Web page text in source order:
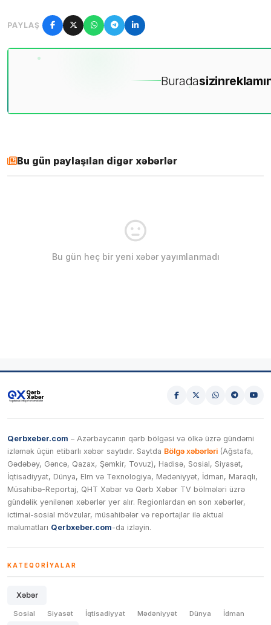
PAYLAŞ
Buradasizin
Bu gün paylaşılan digər xəbərlər
Bu gün heç bir yeni xəbər yayımlanmadı
Qerbxeber.com – Azərbaycanın qərb bölgəsi və ölkə üzrə gündəmi
izləmək üçün etibarlı xəbər saytıdır. Saytda Bölgə xəbərləri (Ağstafa,
Gədəbəy, Gəncə, Qazax, Şəmkir, Tovuz), Hadisə, Sosial, Siyasət,
İqtisadiyyat, Dünya, Elm və Texnologiya, Mədəniyyət, İdman, Maraqlı,
Müsahibə-Reportaj, QHT Xəbər və Qərb Xəbər TV bölmələri üzrə
gündəlik yenilənən xəbərlər yer alır. Regionlardan ən son xəbərlər,
ictimai-sosial mövzular, müsahibələr və reportajlar ilə aktual
məlumatları Qerbxeber.com-da izləyin.
KATEQORIYALAR
Xəbər
Sosial Siyasət İqtisadiyyat Mədəniyyət Dünya İdman